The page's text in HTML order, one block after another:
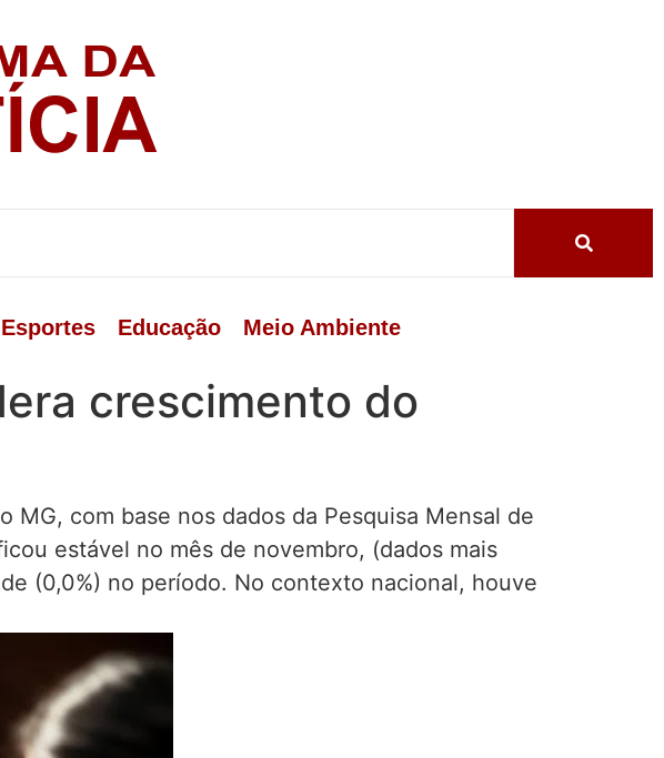
Esportes Educação Meio Ambiente
crescimento do
MG, com base nos dados da Pesquisa Mensal de
estável no mês de novembro, (dados mais
(0,0%) no período. No contexto nacional, houve